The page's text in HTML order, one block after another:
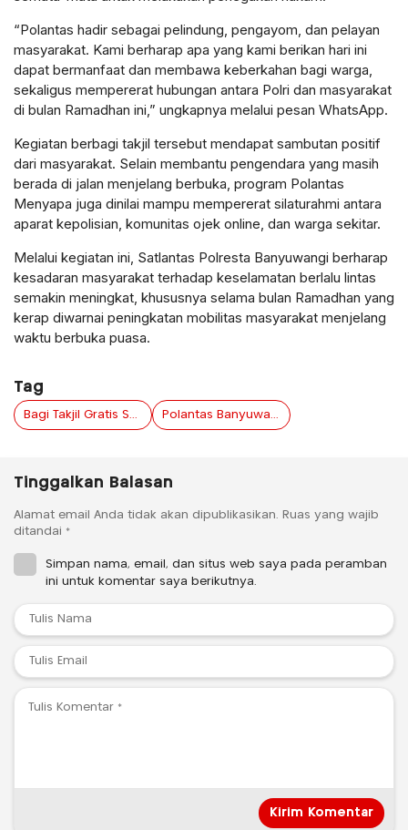
“Polantas hadir sebagai pelindung, pengayom, dan pelayan
masyarakat. Kami berharap apa yang kami berikan hari ini
dapat bermanfaat dan membawa keberkahan bagi warga,
sekaligus mempererat hubungan antara Polri dan masyarakat
di bulan Ramadhan ini,” ungkapnya melalui pesan WhatsApp.
Kegiatan berbagi takjil tersebut mendapat sambutan positif
dari masyarakat. Selain membantu pengendara yang masih
berada di jalan menjelang berbuka, program Polantas
Menyapa juga dinilai mampu mempererat silaturahmi antara
aparat kepolisian, komunitas ojek online, dan warga sekitar.
Melalui kegiatan ini, Satlantas Polresta Banyuwangi berharap
kesadaran masyarakat terhadap keselamatan berlalu lintas
semakin meningkat, khususnya selama bulan Ramadhan yang
kerap diwarnai peningkatan mobilitas masyarakat menjelang
waktu berbuka puasa.
Tag
Bagi Takjil Gratis Sambil Edukasi Keselamatan Berkendara Polantas Banyuwangi Turun ke Jalan
Tinggalkan Balasan
Alamat email Anda tidak akan dipublikasikan. Ruas yang wajib
ditandai *
Simpan nama, email, dan situs web saya pada peramban
ini untuk komentar saya berikutnya.